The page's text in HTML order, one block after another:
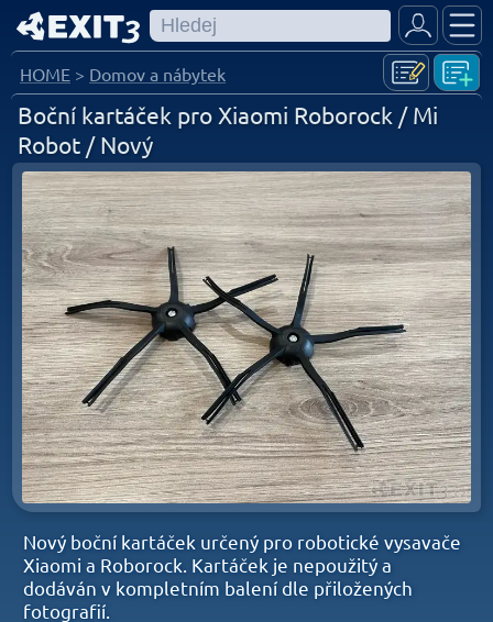
HOME > Domov a nábytek
Boční kartáček pro Xiaomi Roborock / Mi
Robot / Nový
Nový boční kartáček určený pro robotické vysavače
Xiaomi a Roborock. Kartáček je nepoužitý a
dodáván v kompletním balení dle přiložených
fotografií.